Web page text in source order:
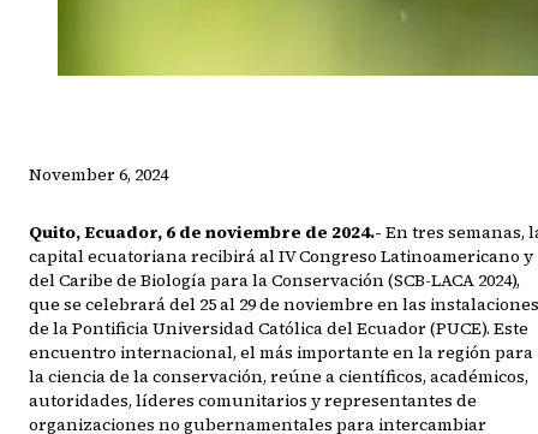
November 6, 2024
Quito, Ecuador, 6 de noviembre de 2024.- En tres semanas,
capital ecuatoriana recibirá al IV Congreso Latinoamericano y
del Caribe de Biología para la Conservación (SCB-LACA 2024),
que se celebrará del 25 al 29 de noviembre en las instalaciones
de la Pontificia Universidad Católica del Ecuador (PUCE). Este
encuentro internacional, el más importante en la región para
la ciencia de la conservación, reúne a científicos, académicos,
autoridades, líderes comunitarios y representantes de
organizaciones no gubernamentales para intercambiar